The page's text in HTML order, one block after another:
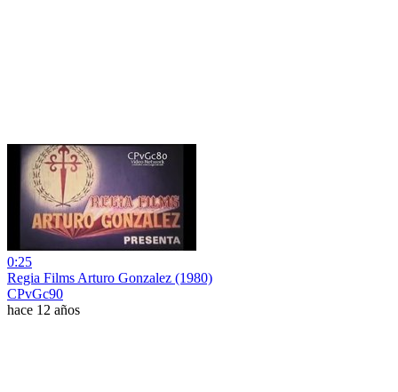
0:25
Regia Films Arturo Gonzalez (1980)
CPvGc90
hace 12 años